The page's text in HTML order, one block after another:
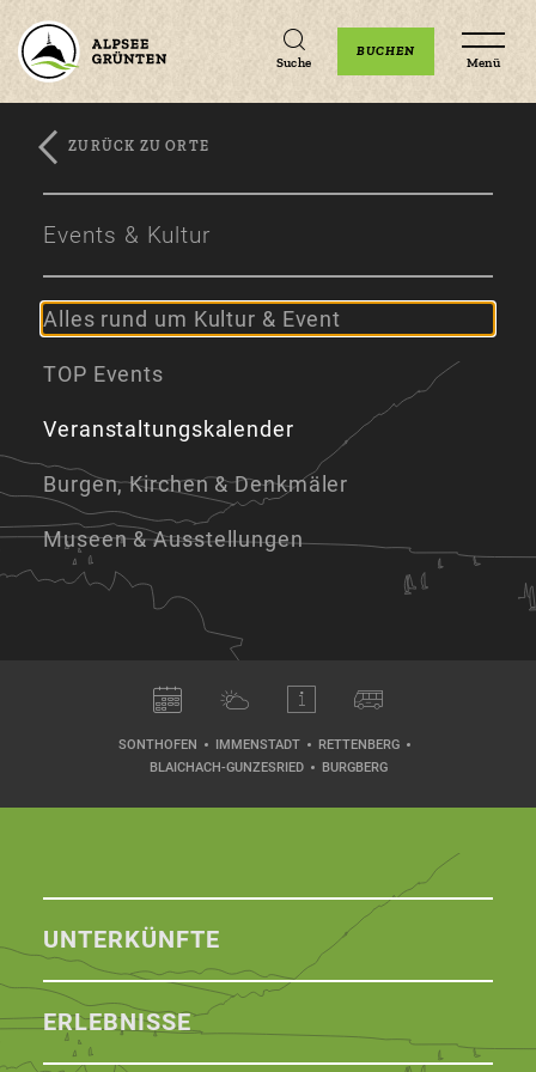
Zum
Zur
Zum
Suche
BUCHEN
Menü
ZURÜCK ZU ORTE
Events & Kultur
Alles rund um Kultur & Event
TOP Events
Veranstaltungskalender
Burgen, Kirchen & Denkmäler
Museen & Ausstellungen
SONTHOFEN IMMENSTADT
RETTENBERG
BLAICHACH-GUNZESRIED
BURGBERG
UNTERKÜNFTE
ERLEBNISSE
Unterkünfte Veranstaltungen